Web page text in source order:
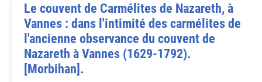
Le couvent de Carmélites de Nazareth, à
Vannes : dans l'intimité des carmélites de
l'ancienne observance du couvent de
Nazareth à Vannes (1629-1792).
[Morbihan].